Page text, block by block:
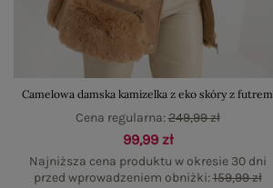
Camelowa damska kamizelka z eko skóry z futrem
99,99 zł
Najniższa cena produktu w okresie 30 dni
przed wprowadzeniem obniżki:159,99 zł
Cena regularna:249,99 zł